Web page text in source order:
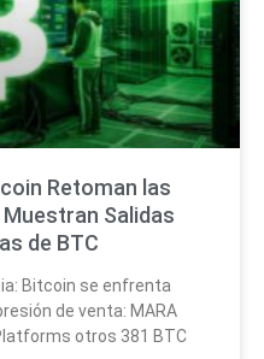
Retoman las
Salidas
de BTC
Bitcoin se enfrenta
de venta: MARA
otros 381 BTC